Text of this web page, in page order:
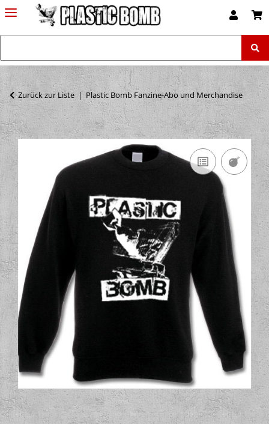
Zurück zur Liste Plastic Bomb Fanzine-Abo und Merchandise